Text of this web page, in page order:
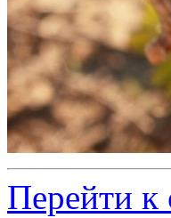
Перейти